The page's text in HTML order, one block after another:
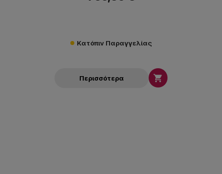
Κατόπιν Παραγγελίας
Περισσότερα 